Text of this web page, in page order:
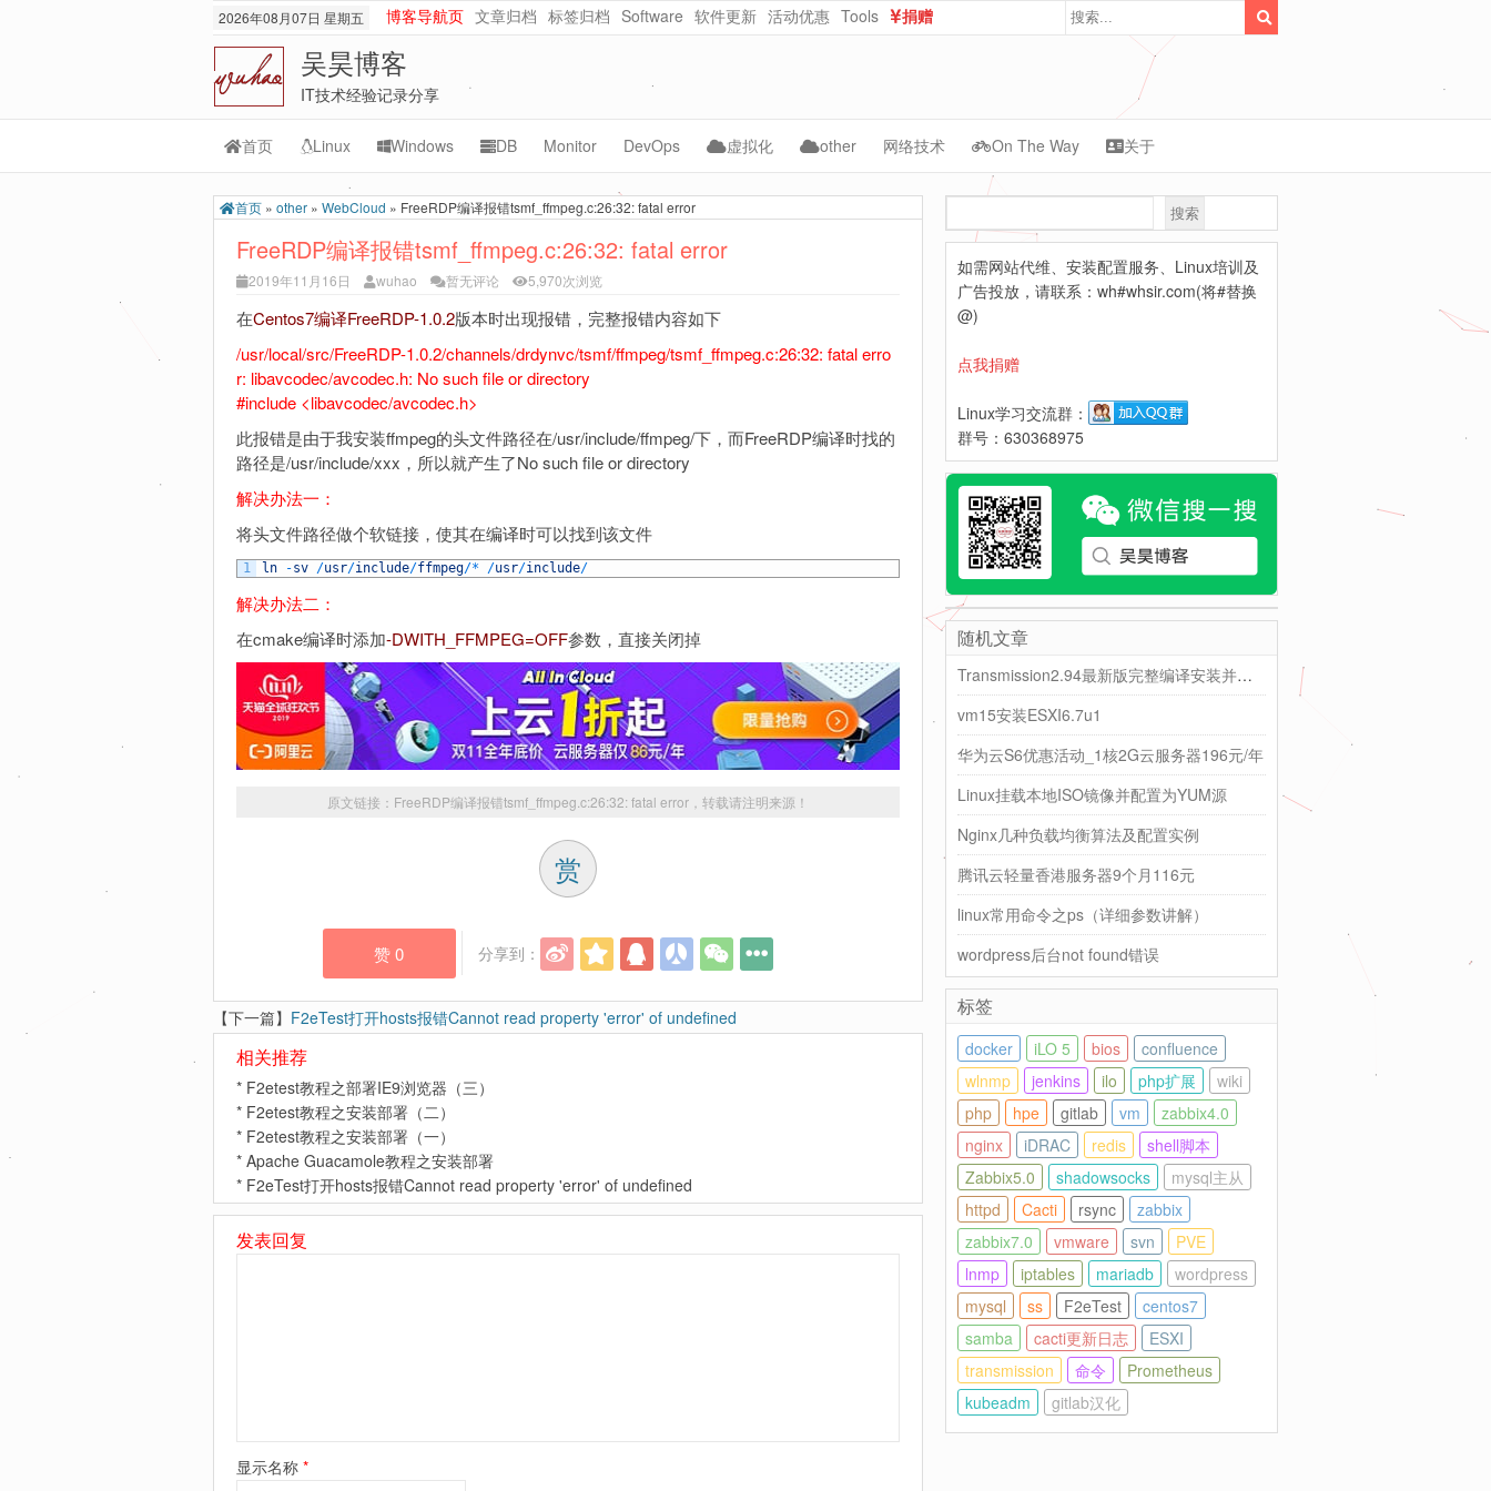
2026年08月07日 星期五 博客导航页 文章归档 标签归档 Software 软件更新 活动优惠 Tools
捐赠
吴昊博客
IT技术经验记录分享
首页 Linux
Transmission
lnmp
git-svn
Windows DB
MySQL
MongoDB
Monitor
Cacti
Grafana
Prometheus
Lepus
DevOps
Jenkins
ceph
python
虚拟化
vmware
OpenNebula
other
AI
Nextcloud
dell
网络技术
CMS
synology
On The Way 关于
首页 » other » WebCloud » FreeRDP编译报错tsmf_ffmpeg.c:26:32: fatal error
FreeRDP编译报错tsmf_ffmpeg.c:26:32: fatal error
2019年11月16日 wuhao 暂无评论 5,970次浏览
在Centos7编译FreeRDP-1.0.2版本时出现报错，完整报错内容如下
/usr/local/src/FreeRDP-1.0.2/channels/drdynvc/tsmf/ffmpeg/tsmf_ffmpeg.c:26:32: fatal erro
r: libavcodec/avcodec.h: No such file or directory
#include <libavcodec/avcodec.h>
此报错是由于我安装ffmpeg的头文件路径在/usr/include/ffmpeg/下，而FreeRDP编译时找的
路径是/usr/include/xxx，所以就产生了No such file or directory
解决办法一：
将头文件路径做个软链接，使其在编译时可以找到该文件
1 ln -sv /usr/include/ffmpeg/* /usr/include/
解决办法二：
在cmake编译时添加-DWITH_FFMPEG=OFF参数，直接关闭掉
原文链接： FreeRDP编译报错tsmf_ffmpeg.c:26:32: fatal error ，转载请注明来源！
赏
赞0 分享到：
【下一篇】 F2eTest打开hosts报错Cannot read property 'error' of undefined
相关推荐
* F2etest教程之部署IE9浏览器（三）
* F2etest教程之安装部署（二）
* F2etest教程之安装部署（一）
* Apache Guacamole教程之安装部署
* F2eTest打开hosts报错Cannot read property 'error' of undefined
发表回复
显示名称 *
索
搜索
如需网站代维、安装配置服务、Linux培训及
广告投放，请联系：wh#whsir.com(将#替换
@)
点我捐赠
Linux学习交流群：
群号：630368975
随机文章
Transmission2.94最新版完整编译安装并汉化
vm15安装ESXI6.7u1
华为云S6优惠活动_1核2G云服务器196元/年
Linux挂载本地ISO镜像并配置为YUM源
Nginx几种负载均衡算法及配置实例
腾讯云轻量香港服务器9个月116元
linux常用命令之ps（详细参数讲解）
wordpress后台not found错误
标签
docker iLO 5 bios
confluence
wlnmp
jenkins ilo php扩展
wiki
php
hpe gitlab vm
zabbix4.0
nginx
iDRAC redis
shell脚本
Zabbix5.0
shadowsocks
mysql主从
httpd
Cacti rsync
zabbix
zabbix7.0
vmware svn
PVE
lnmp
iptables mariadb
wordpress
mysql
ss F2eTest
centos7
samba
cacti更新日志
ESXI
transmission
命令
Prometheus
kubeadm
gitlab汉化